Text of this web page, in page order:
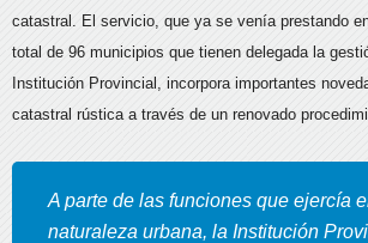
catastral. El servicio, que ya se venía prestando
total de 96 municipios que tienen delegada la
Institución Provincial, incorpora importantes
catastral rústica a través de un renovado
A parte de las funciones que ejercía
naturaleza urbana, la Institución